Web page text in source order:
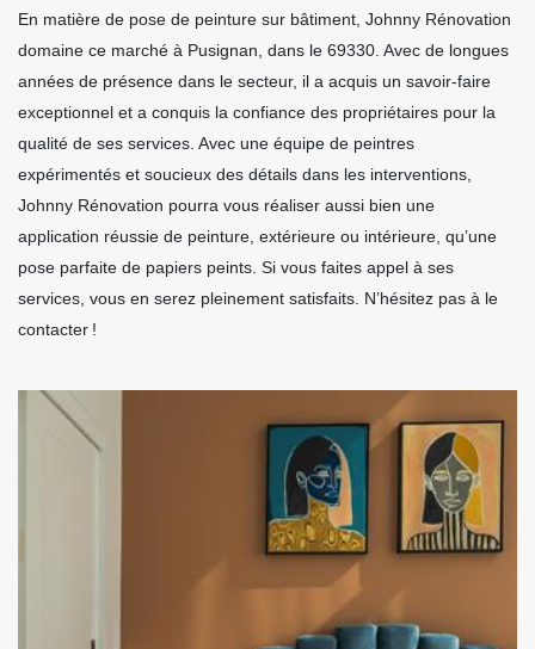
En matière de pose de peinture sur bâtiment, Johnny Rénovation
domaine ce marché à Pusignan, dans le 69330. Avec de longues
années de présence dans le secteur, il a acquis un savoir-faire
exceptionnel et a conquis la confiance des propriétaires pour la
qualité de ses services. Avec une équipe de peintres
expérimentés et soucieux des détails dans les interventions,
Johnny Rénovation pourra vous réaliser aussi bien une
application réussie de peinture, extérieure ou intérieure, qu’une
pose parfaite de papiers peints. Si vous faites appel à ses
services, vous en serez pleinement satisfaits. N’hésitez pas à le
contacter !